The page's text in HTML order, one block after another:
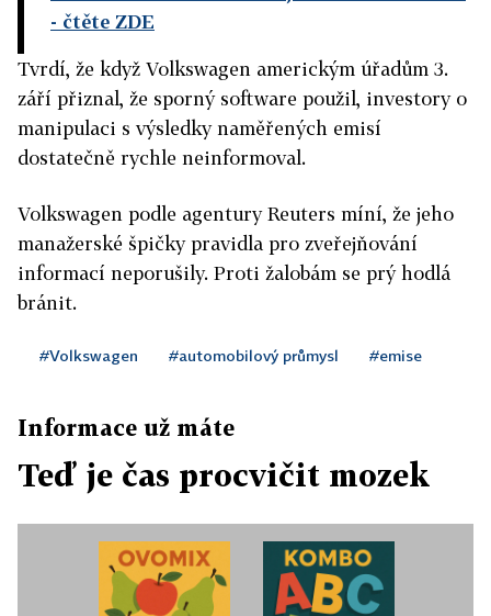
- čtěte ZDE
Tvrdí, že když Volkswagen americkým úřadům 3.
září přiznal, že sporný software použil, investory o
manipulaci s výsledky naměřených emisí
dostatečně rychle neinformoval.
Volkswagen podle agentury Reuters míní, že jeho
manažerské špičky pravidla pro zveřejňování
informací neporušily. Proti žalobám se prý hodlá
bránit.
#Volkswagen #automobilový průmysl #emise
Informace už máte
Teď je čas procvičit mozek